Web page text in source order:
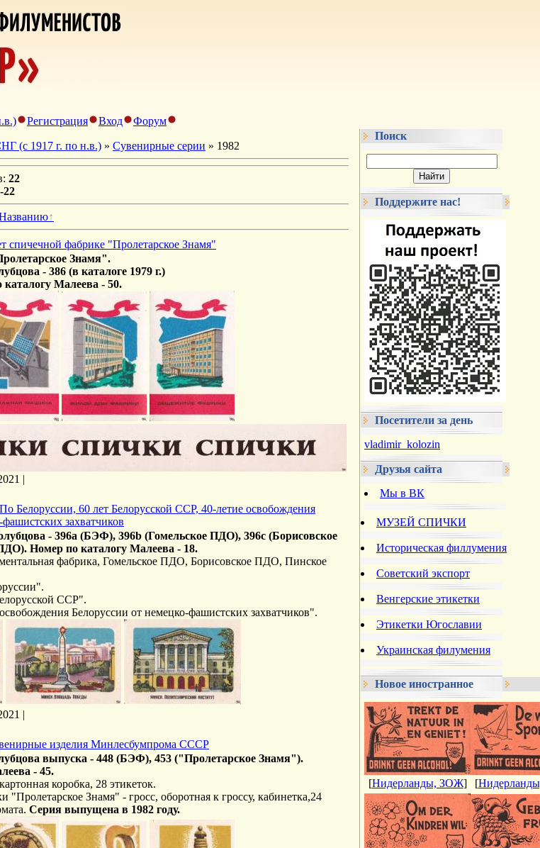
Регистрация Вход
Форум
(с 1917 г. по н.в.) » Сувенирные серии » 1982
: 22
22
фабрике "Пролетарское Знамя"
Знамя".
- 386 (в каталоге 1979 г.)
каталогу Малеева - 50.
|
60 лет Белорусской ССР, 40-летие освобождения
захватчиков
- 396a (БЭФ), 396b (Гомельское ПДО), 396c (Борисовское
Номер по каталогу Малеева - 18.
фабрика, Гомельское ПДО, Борисовское ПДО, Пинское
ССР".
Белоруссии от немецко-фашистских захватчиков".
|
изделия Минлесбумпрома СССР
выпуска - 448 (БЭФ), 453 ("Пролетарское Знамя").
- 45.
коробка, 28 этикеток.
"Пролетарское Знамя" - гросс, оборотная к гроссу, кабинетка,24
Серия выпущена в 1982 году.
Поиск
Поддержите нас!
Посетители за день
vladimir_kolozin
Друзья сайта
Мы в ВК
МУЗЕЙ СПИЧКИ
Историческая филлумения
Советский экспорт
Венгерские этикетки
Этикетки Югославии
Украинская филумения
Новое иностранное
[Нидерланды, ЗОЖ] [